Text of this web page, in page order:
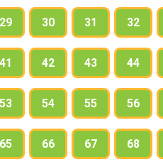
29 30 31 32
41 42 43 44
53 54 55 56
65 66 67 68